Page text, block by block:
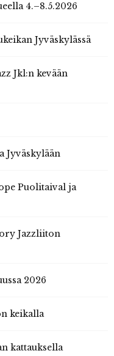
4.–8.5.2026
Jyväskylässä
Jkl:n kevään
Jyväskylään
Puolitaival ja
Jazzliiton
2026
keikalla
kattauksella